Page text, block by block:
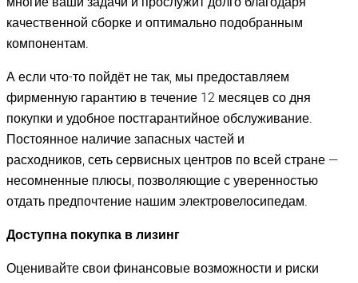
качественной сборке и оптимально подобранным
компонентам.
А если что-то пойдёт не так, мы предоставляем
фирменную гарантию в течение 12 месяцев со дня
покупки и удобное постгарантийное обслуживание.
Постоянное наличие запасных частей и
расходников, сеть сервисных центров по всей стране —
несомненные плюсы, позволяющие с уверенностью
отдать предпочтение нашим электровелосипедам.
Доступна покупка в лизинг
Оценивайте свои финансовые возможности и риски